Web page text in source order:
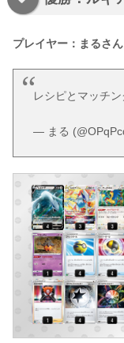
プレイヤー：まるさん
レシピとマッチン
— まる